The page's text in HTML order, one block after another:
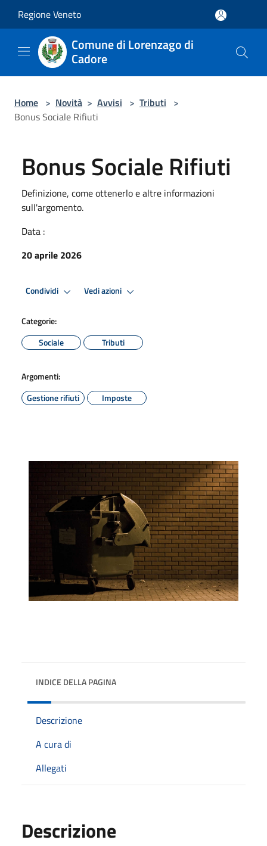
Regione Veneto
Comune di Lorenzago di
Cadore
Home > Novità > Avvisi > Tributi >
Bonus Sociale Rifiuti
Bonus Sociale Rifiuti
Definizione, come ottenerlo e altre informazioni
sull'argomento.
Data :
20 aprile 2026
Condividi Vedi azioni
Categorie:
Sociale
Tributi
Argomenti:
Gestione rifiuti
Imposte
INDICE DELLA PAGINA
Descrizione
A cura di
Allegati
Descrizione